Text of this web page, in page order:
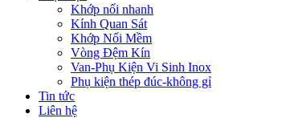
Khớp nối nhanh
Kính Quan Sát
Khớp Nối Mềm
Vòng Đệm Kín
Van-Phụ Kiện Vi Sinh Inox
Phụ kiện thép đúc-không gỉ
Tin tức
Liên hệ